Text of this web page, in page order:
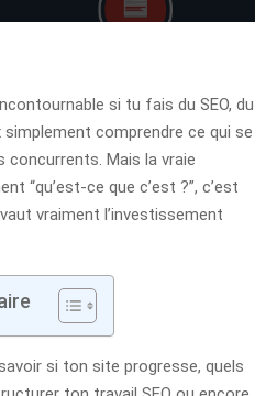
si tu fais du SEO, du
comprendre ce qui se
Mais la vraie
“qu’est-ce que c’est ?”, c’est
vraiment l’investissement
si ton site progresse, quels